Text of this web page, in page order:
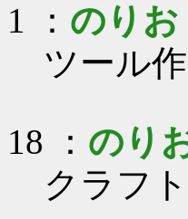
1 ： のりお
ツール
18 ： のり
クラフ